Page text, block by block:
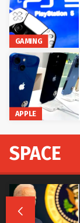
GAMING
APPLE
SPACE
